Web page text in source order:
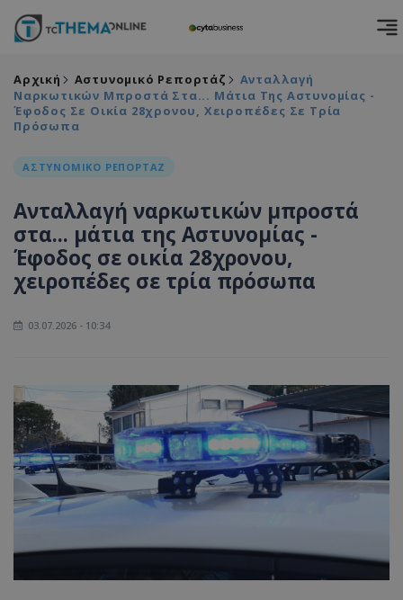
Αρχική Αστυνομικό Ρεπορτάζ
Ανταλλαγή
Ναρκωτικών Μπροστά Στα... Μάτια Της Αστυνομίας -
Έφοδος Σε Οικία 28χρονου, Χειροπέδες Σε Τρία
Πρόσωπα
ΑΣΤΥΝΟΜΙΚΟ ΡΕΠΟΡΤΑΖ
Ανταλλαγή ναρκωτικών μπροστά
στα... μάτια της Αστυνομίας -
Έφοδος σε οικία 28χρονου,
χειροπέδες σε τρία πρόσωπα
03.07.2026 - 10:34